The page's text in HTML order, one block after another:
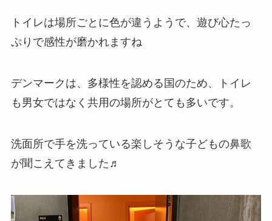
トイレは場所ごとに色が違うようで、遊び心たっ
ぷりで感性が磨かれますね
デンマークは、多様性を認める国のため、トイレ
も男女ではなく共用の場所がとても多いです。
洗面所で手を洗っている楽しそうな子どもの鼻歌
が聞こえてきました♬